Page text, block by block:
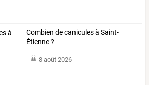
Combien de canicules à Saint-
Étienne ?
8 août 2026